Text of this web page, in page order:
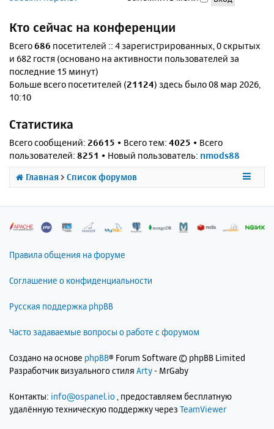
Кто сейчас на конференции
Всего686 посетителей :: 4 зарегистрированных, 0 скрытых
и 682 гостя (основано на активности пользователей за
последние 15 минут)
Больше всего посетителей (21124) здесь было 08 мар 2026,
10:10
Статистика
Всего сообщений: 26615 • Всего тем: 4025 • Всего
пользователей: 8251 • Новый пользователь: nmods88
Главная Список форумов
Правила общения на форуме
Соглашение о конфиденциальности
Русская поддержка phpBB
Часто задаваемые вопросы о работе с форумом
Создано на основе phpBB® Forum Software © phpBB Limited
Разработчик визуального стиля Arty- MrGaby
Контакты: info@ospanel.io , предоставляем бесплатную
удалённую техническую поддержку через TeamViewer